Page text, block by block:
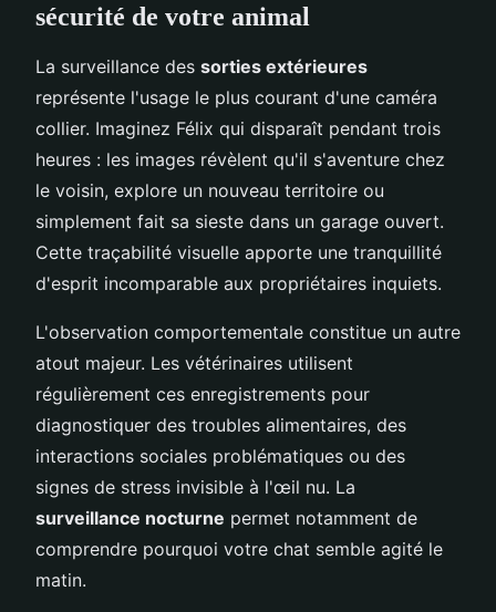
sécurité de votre animal
La surveillance des sorties extérieures
représente l'usage le plus courant d'une caméra
collier. Imaginez Félix qui disparaît pendant trois
heures : les images révèlent qu'il s'aventure chez
le voisin, explore un nouveau territoire ou
simplement fait sa sieste dans un garage ouvert.
Cette traçabilité visuelle apporte une tranquillité
d'esprit incomparable aux propriétaires inquiets.
L'observation comportementale constitue un autre
atout majeur. Les vétérinaires utilisent
régulièrement ces enregistrements pour
diagnostiquer des troubles alimentaires, des
interactions sociales problématiques ou des
signes de stress invisible à l'œil nu. La
surveillance nocturne permet notamment de
comprendre pourquoi votre chat semble agité le
matin.